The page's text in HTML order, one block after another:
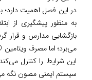
به منظور پیشگیری از
بازگشایی مدارس و قرار
این شرایط را کنترل
سیستم ایمنی مصون نگه